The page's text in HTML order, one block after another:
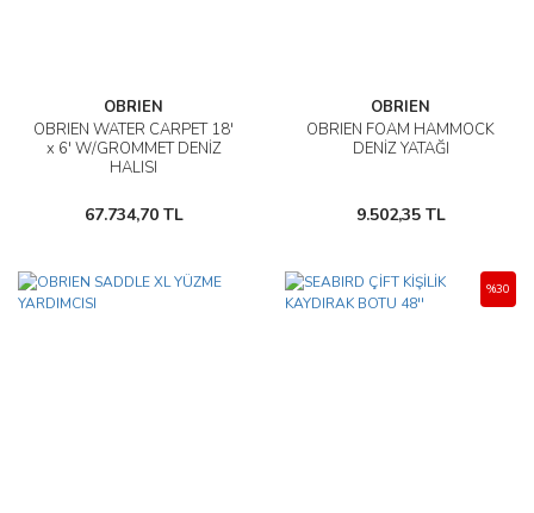
OBRIEN
OBRIEN WATER CARPET 18'
x 6' W/GROMMET DENİZ
HALISI
67.734,70 TL
OBRIEN
OBRIEN FOAM HAMMOCK
DENİZ YATAĞI
9.502,35 TL
%30